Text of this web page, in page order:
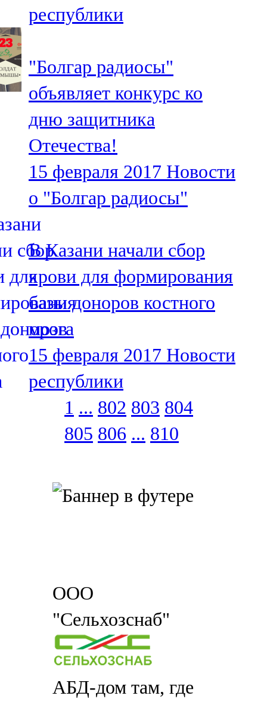
республики
"Болгар радиосы"
объявляет конкурс ко
дню защитника
Отечества!
15 февраля 2017 Новости
о "Болгар радиосы"
В Казани начали сбор
крови для формирования
базы доноров костного
мозга
15 февраля 2017 Новости
республики
1 ... 802 803 804
805 806 ... 810
ООО
"Сельхозснаб"
АБД-дом там, где